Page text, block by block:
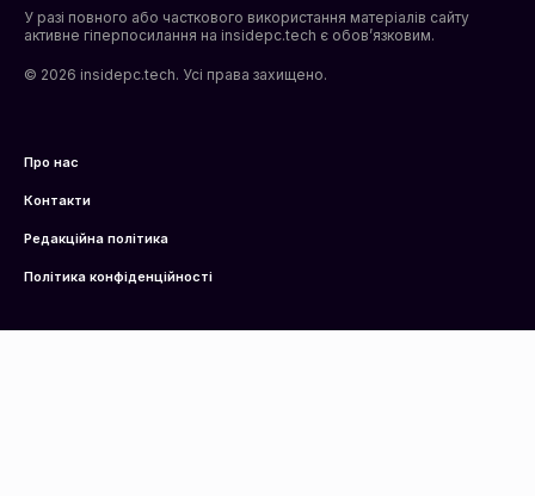
У разі повного або часткового використання матеріалів сайту
активне гіперпосилання на insidepc.tech є обов’язковим.
© 2026 insidepc.tech. Усі права захищено.
Про нас
Контакти
Редакційна політика
Політика конфіденційності